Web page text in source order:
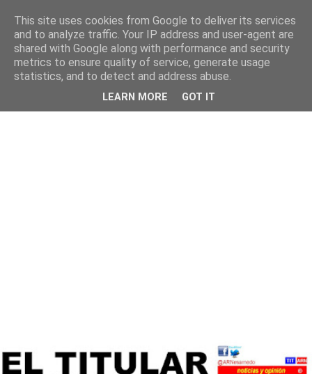
This site uses cookies from Google to deliver its services
and to analyze traffic. Your IP address and user-agent are
shared with Google along with performance and security
metrics to ensure quality of service, generate usage
statistics, and to detect and address abuse.
LEARN MORE GOT IT